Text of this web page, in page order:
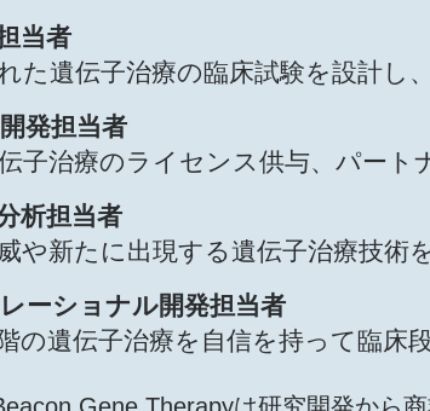
当者
た遺伝子治療の臨床試験を設計し
発担当者
子治療のライセンス供与、パート
析担当者
や新たに出現する遺伝子治療技術
ーショナル開発担当者
の遺伝子治療を自信を持って臨床